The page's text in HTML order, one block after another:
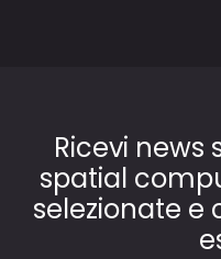
Ricevi news
spatial
selezionate